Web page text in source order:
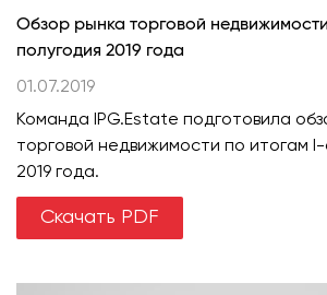
Обзор рынка торговой
полугодия 2019 года
01.07.2019
Команда IPG.Estate подготовила
торговой недвижимости по итогам I-
2019 года.
Скачать PDF